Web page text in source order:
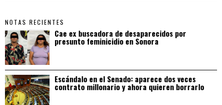
NOTAS RECIENTES
Cae ex buscadora de desaparecidos por
presunto feminicidio en Sonora
Escándalo en el Senado: aparece dos veces
contrato millonario y ahora quieren borrarlo